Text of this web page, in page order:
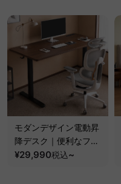
モダンデザイン電動昇
降デスク｜便利なフッ
ク・コンセント・
¥29,990税込~